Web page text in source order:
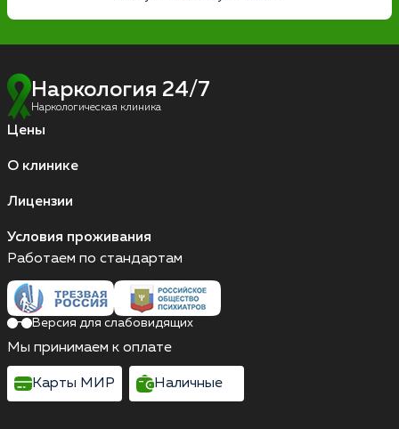
Наркология 24/7
Наркологическая клиника
Цены
О клинике
Лицензии
Условия проживания
Работаем по стандартам
Версия для слабовидящих
Мы принимаем к оплате
Карты МИР Наличные